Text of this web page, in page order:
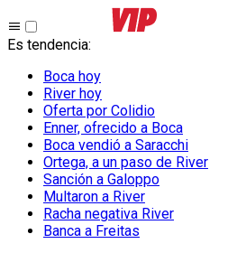
Es tendencia:
Boca hoy
River hoy
Oferta por Colidio
Enner, ofrecido a Boca
Boca vendió a Saracchi
Ortega, a un paso de River
Sanción a Galoppo
Multaron a River
Racha negativa River
Banca a Freitas